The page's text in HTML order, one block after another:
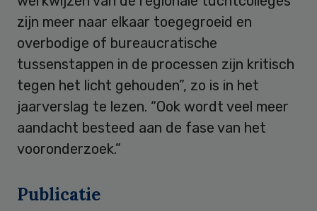
zijn meer naar elkaar toegegroeid en
overbodige of bureaucratische
tussenstappen in de processen zijn kritisch
tegen het licht gehouden”, zo is in het
jaarverslag te lezen. “Ook wordt veel meer
aandacht besteed aan de fase van het
vooronderzoek.”
Publicatie